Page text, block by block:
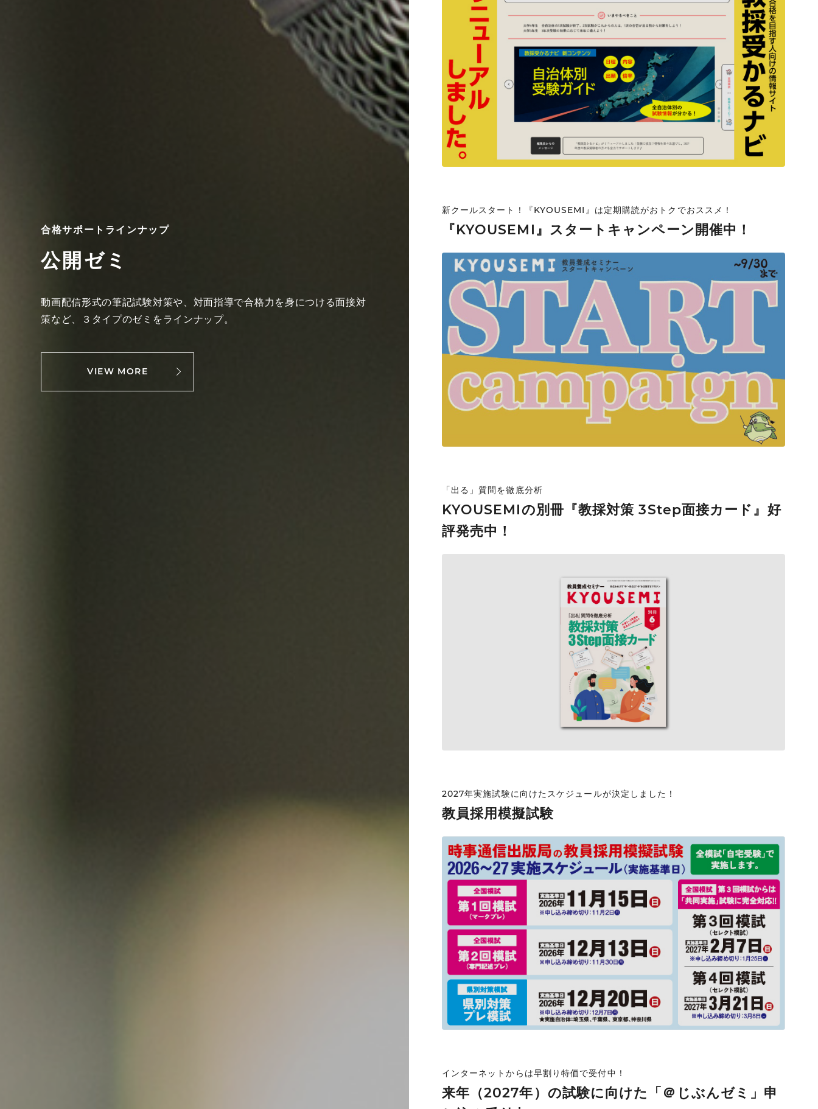
合格サポートラインナップ
公開ゼミ
動画配信形式の筆記試験対策や、対面指導で合格力を身につける面接対
策など、３タイプのゼミをラインナップ。
VIEW MORE
VIEW MORE
新クールスタート！『KYOUSEMI』は定期購読がおトクでおススメ！
『KYOUSEMI』スタートキャンペーン開催中！
「出る」質問を徹底分析
KYOUSEMIの別冊『教採対策 3Step面接カード』好
評発売中！
2027年実施試験に向けたスケジュールが決定しました！
教員採用模擬試験
インターネットからは早割り特価で受付中！
来年（2027年）の試験に向けた「＠じぶんゼミ」申